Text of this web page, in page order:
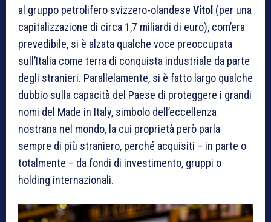
al gruppo petrolifero svizzero-olandese Vitol (per una
capitalizzazione di circa 1,7 miliardi di euro), com’era
prevedibile, si è alzata qualche voce preoccupata
sull’Italia come terra di conquista industriale da parte
degli stranieri. Parallelamente, si è fatto largo qualche
dubbio sulla capacità del Paese di proteggere i grandi
nomi del Made in Italy, simbolo dell’eccellenza
nostrana nel mondo, la cui proprietà però parla
sempre di più straniero, perché acquisiti – in parte o
totalmente – da fondi di investimento, gruppi o
holding internazionali.